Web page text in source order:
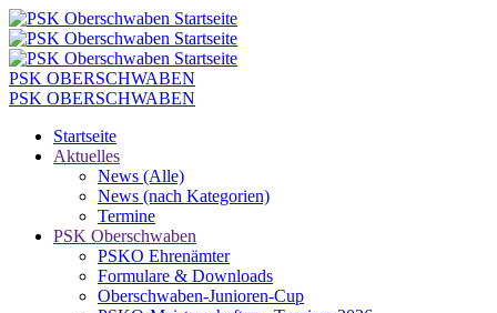
PSK OBERSCHWABEN
PSK OBERSCHWABEN
Startseite
Aktuelles
News (Alle)
News (nach Kategorien)
Termine
PSK Oberschwaben
PSKO Ehrenämter
Formulare & Downloads
Oberschwaben-Junioren-Cup